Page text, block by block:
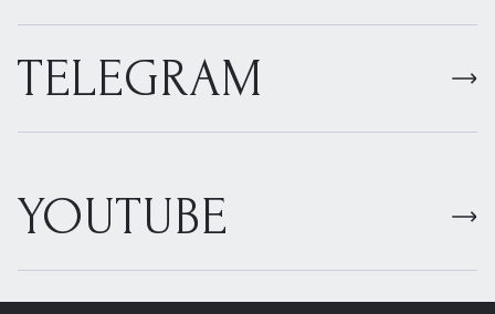
TELEGRAM
YOUTUBE